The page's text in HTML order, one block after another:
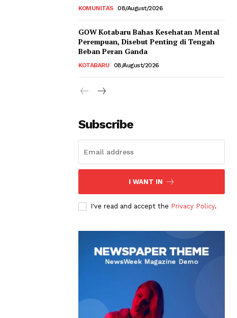
KOMUNITAS 08/August/2026
GOW Kotabaru Bahas Kesehatan Mental
Perempuan, Disebut Penting di Tengah
Beban Peran Ganda
KOTABARU 08/August/2026
Subscribe
I WANT IN
I've read and accept the Privacy Policy.